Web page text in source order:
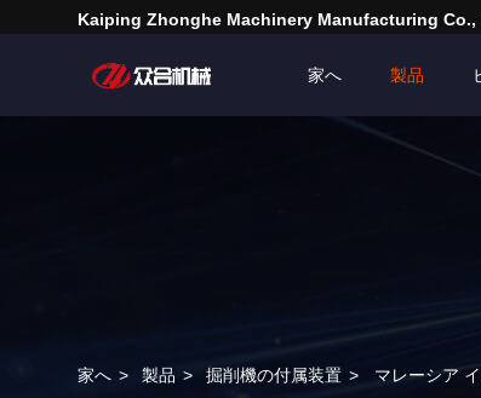
Kaiping Zhonghe Machinery Manufacturing Co.,
家へ 製品
家へ > 製品 > 掘削機の付属装置 > マレーシア